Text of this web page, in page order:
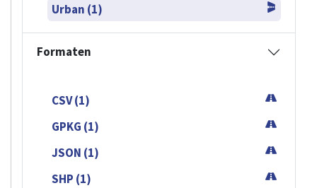
Urban (1)
Formaten
CSV (1)
GPKG (1)
JSON (1)
SHP (1)